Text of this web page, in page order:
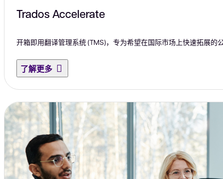
Trados Accelerate
开箱即用翻译管理系统 (TMS)，专为希望在国际市场上快速拓展的
了解更多